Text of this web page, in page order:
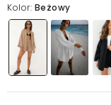
Kolor: Beżowy